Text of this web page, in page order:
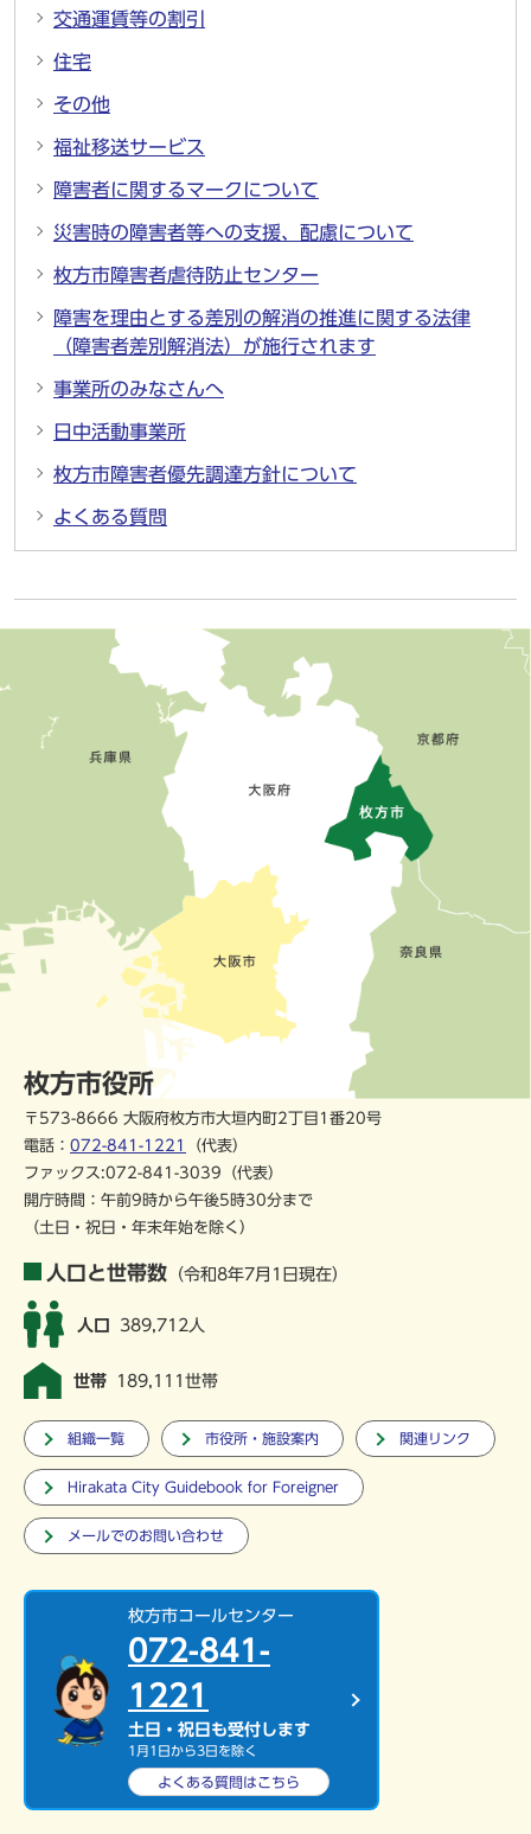
交通運賃等の割引
住宅
その他
福祉移送サービス
障害者に関するマークについて
災害時の障害者等への支援、配慮について
枚方市障害者虐待防止センター
障害を理由とする差別の解消の推進に関する法律
（障害者差別解消法）が施行されます
事業所のみなさんへ
日中活動事業所
枚方市障害者優先調達方針について
よくある質問
枚方市役所
〒573-8666 大阪府枚方市大垣内町2丁目1番20号
電話： 072-841-1221
（代表）
ファックス:072-841-3039（代表）
開庁時間：午前9時から午後5時30分まで
（土日・祝日・年末年始を除く）
人口と世帯数 （令和8年7月1日現在）
人口 389,712人
世帯 189,111世帯
組織一覧 市役所・施設案内 関連リンク
Hirakata City Guidebook for Foreigner
メールでのお問い合わせ
枚方市コールセンター
072-841-
1221
土日・祝日も受付します
1月1日から3日を除く
よくある質問はこちら